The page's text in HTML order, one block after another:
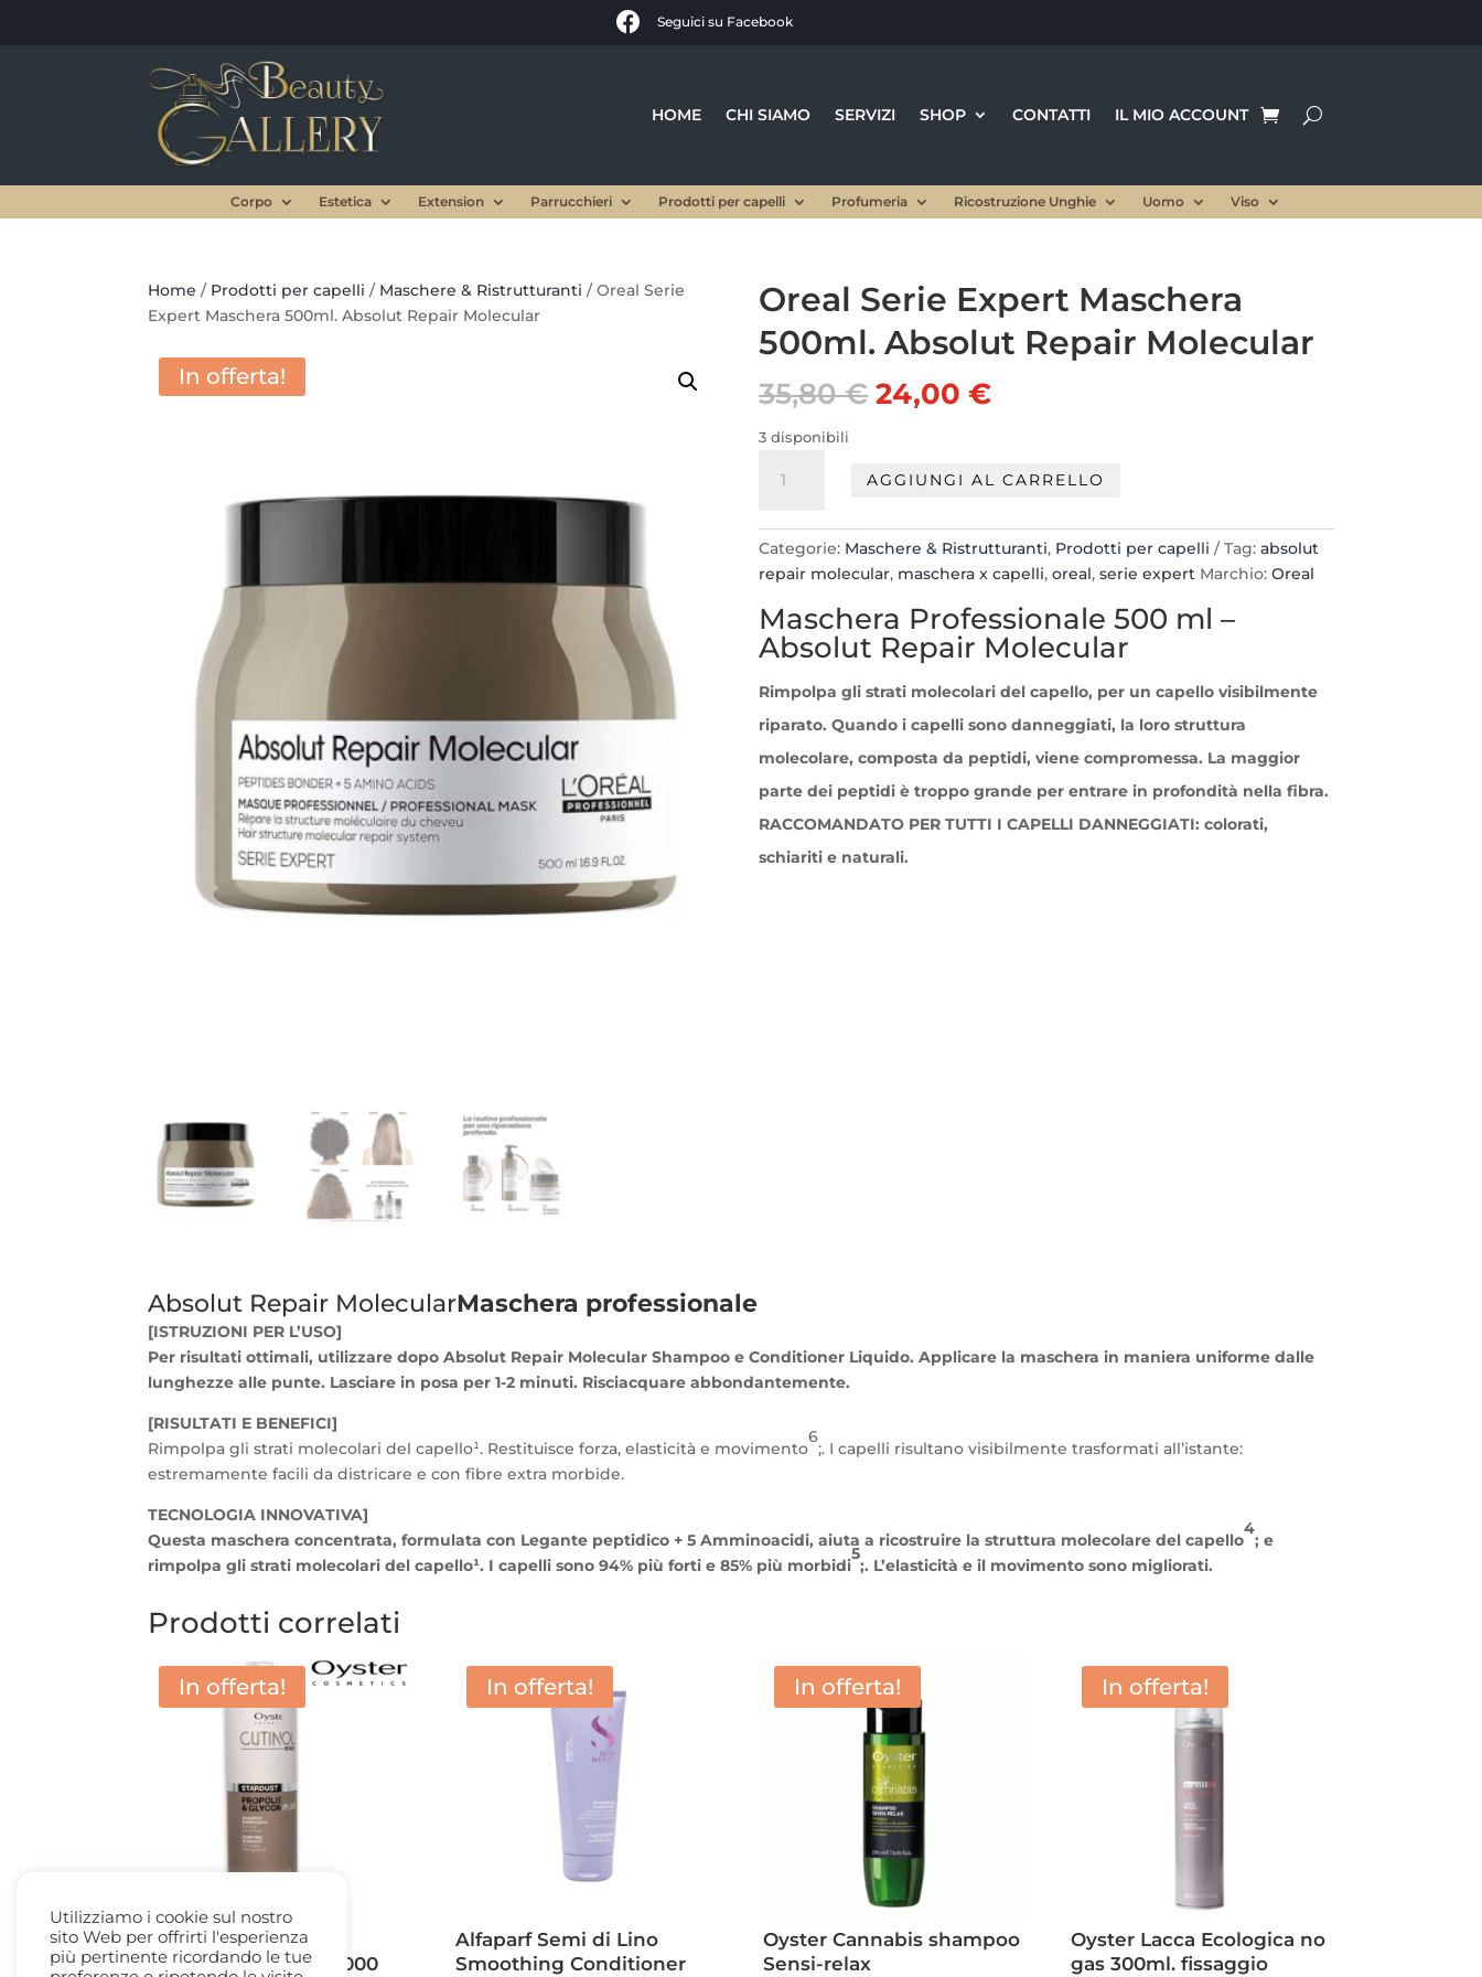
 Seguici su Facebook
HOME CHI SIAMO SERVIZI SHOP CONTATTI IL MIO ACCOUNT
Corpo Estetica Extension Parrucchieri Prodotti per capelli Profumeria Ricostruzione Unghie Uomo Viso
Home / Prodotti per capelli / Maschere & Ristrutturanti / Oreal Serie
Expert Maschera 500ml. Absolut Repair Molecular
In offerta!
Oreal Serie Expert Maschera
500ml. Absolut Repair Molecular
35,80€ Il
prezzo
era:
35,80 €.
24,00€Il
è:
24,00 €.
3 disponibili
Serie
Maschera
500ml.
Absolut
Repair
Molecular
quantità
AGGIUNGI AL CARRELLO
Categorie: Maschere & Ristrutturanti, Prodotti per capelli Tag:absolut
repair molecular, maschera x capelli,oreal,serie expert Marchio:Oreal
Maschera Professionale500 ml –
Absolut Repair Molecular
Rimpolpa gli strati molecolari del capello, per un capello visibilmente
riparato. Quando i capelli sono danneggiati, la loro struttura
molecolare, composta da peptidi, viene compromessa. La maggior
parte dei peptidi è troppo grande per entrare in profondità nella fibra.
RACCOMANDATO PER TUTTI I CAPELLI DANNEGGIATI: colorati,
schiariti e naturali.
Absolut Repair MolecularMaschera professionale
[ISTRUZIONI PER L’USO]
Per risultati ottimali, utilizzare dopo Absolut Repair Molecular Shampoo e Conditioner Liquido. Applicare la maschera in maniera uniforme dalle
lunghezze alle punte. Lasciare in posa per 1-2 minuti. Risciacquare abbondantemente.
[RISULTATI E BENEFICI]
Rimpolpa gli strati molecolari del capello¹. Restituisce forza, elasticità e movimento
6
;. I capelli risultano visibilmente trasformati all’istante:
estremamente facili da districare e con fibre extra morbide.
TECNOLOGIA INNOVATIVA]
Questa maschera concentrata, formulata con Legante peptidico + 5 Amminoacidi, aiuta a ricostruire la struttura molecolare del capello
4
; e
rimpolpa gli strati molecolari del capello¹. I capelli sono 94% più forti e 85% più morbidi
5
;. L’elasticità e il movimento sono migliorati.
Prodotti correlati
In offerta!
Oyster Cutinol Scalp
Stardust Shampoo 1000
In offerta!
Alfaparf Semi di Lino
Smoothing Conditioner
In offerta!
Oyster Cannabis shampoo
Sensi-relax
In offerta!
Oyster Lacca Ecologica no
gas 300ml. fissaggio
Utilizziamo i cookie sul nostro
sito Web per offrirti l'esperienza
più pertinente ricordando le tue